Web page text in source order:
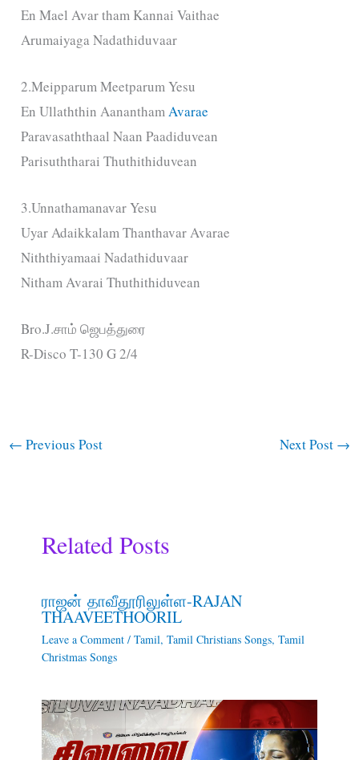
En Mael Avar tham Kannai Vaithae
Arumaiyaga Nadathiduvaar
2.Meipparum Meetparum Yesu
En Ullaththin AananthamAvarae
Paravasaththaal Naan Paadiduvean
Parisuththarai Thuthithiduvean
3.Unnathamanavar Yesu
Uyar Adaikkalam Thanthavar Avarae
Niththiyamaai Nadathiduvaar
Nitham Avarai Thuthithiduvean
Bro.J.சாம் ஜெபத்துரை
R-Disco T-130 G 2/4
← Previous Post Next Post →
Related Posts
ராஜன் தாவீதூரிலுள்ள-RAJAN
THAAVEETHOORIL
Leave a Comment / Tamil, Tamil Christians Songs, Tamil
Christmas Songs